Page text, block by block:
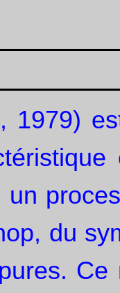
1979)
du